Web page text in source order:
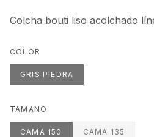
Colcha bouti liso acolchado
COLOR
GRIS PIEDRA
TAMANO
CAMA 150 CAMA 135